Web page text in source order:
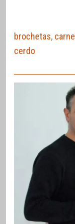
brochetas, carne
cerdo